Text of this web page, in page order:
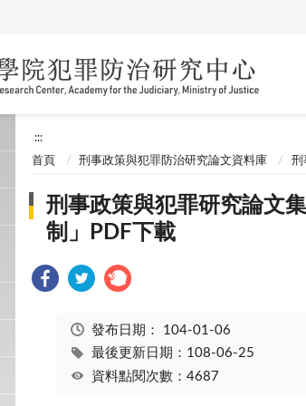
:::
首頁 刑事政策與犯罪防治研究論文資料庫 刑
刑事政策與犯罪研究論文
制」PDF下載
發布日期： 104-01-06
最後更新日期：108-06-25
資料點閱次數：4687